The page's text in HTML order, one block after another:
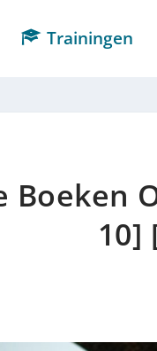
Trainingen
Boeken
10]